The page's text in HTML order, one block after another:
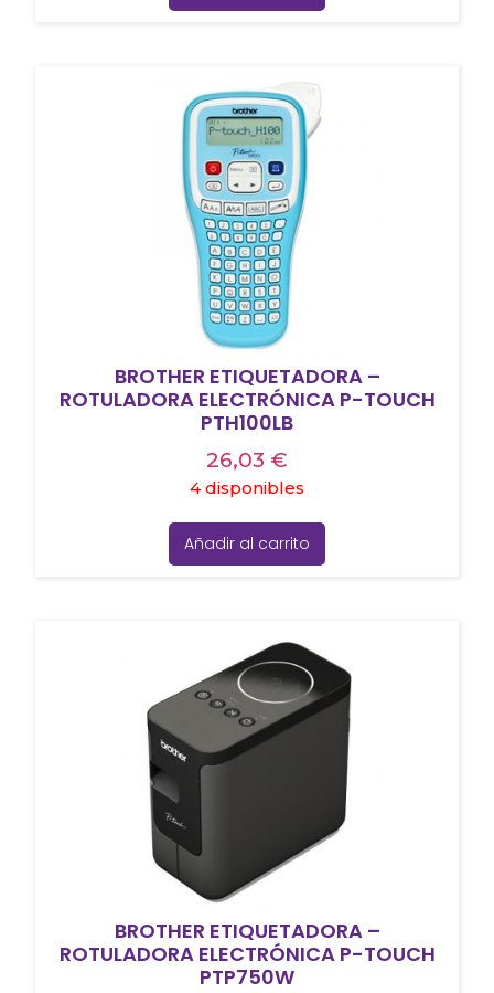
BROTHER ETIQUETADORA –
ROTULADORA ELECTRÓNICA P-TOUCH
PTH100LB
26,03 €
4 disponibles
Añadir al carrito
BROTHER ETIQUETADORA –
ROTULADORA ELECTRÓNICA P-TOUCH
PTP750W